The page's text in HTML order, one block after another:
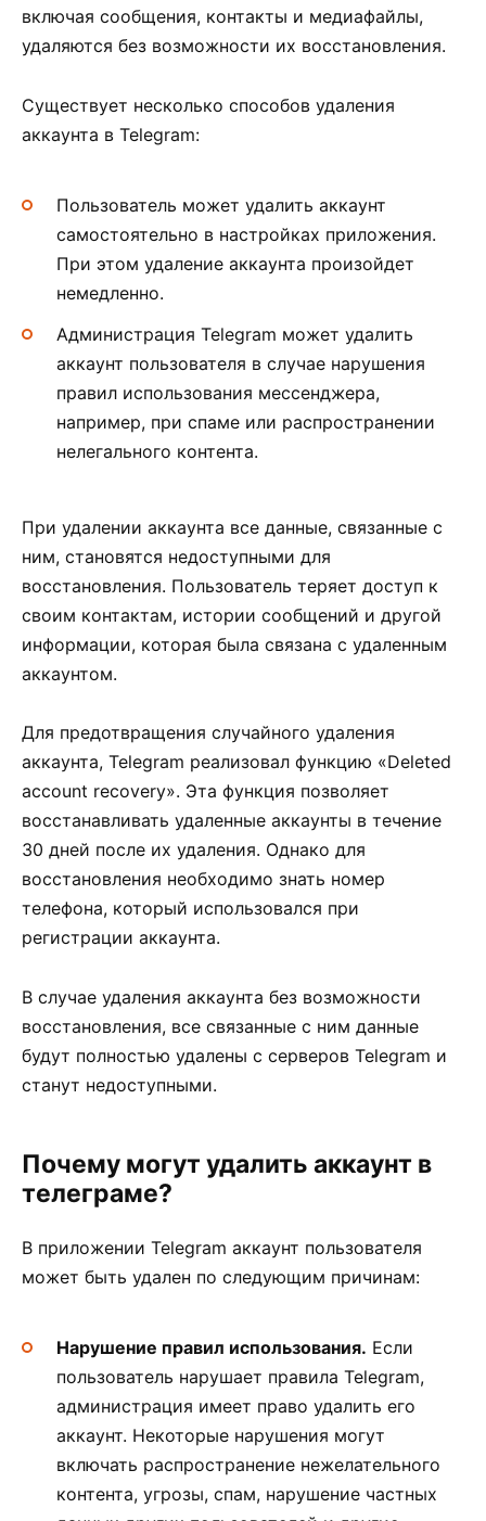
включая сообщения, контакты и медиафайлы,
удаляются без возможности их восстановления.
Существует несколько способов удаления
аккаунта в Telegram:
Пользователь может удалить аккаунт
самостоятельно в настройках приложения.
При этом удаление аккаунта произойдет
немедленно.
Администрация Telegram может удалить
аккаунт пользователя в случае нарушения
правил использования мессенджера,
например, при спаме или распространении
нелегального контента.
При удалении аккаунта все данные, связанные с
ним, становятся недоступными для
восстановления. Пользователь теряет доступ к
своим контактам, истории сообщений и другой
информации, которая была связана с удаленным
аккаунтом.
Для предотвращения случайного удаления
аккаунта, Telegram реализовал функцию «Deleted
account recovery». Эта функция позволяет
восстанавливать удаленные аккаунты в течение
30 дней после их удаления. Однако для
восстановления необходимо знать номер
телефона, который использовался при
регистрации аккаунта.
В случае удаления аккаунта без возможности
восстановления, все связанные с ним данные
будут полностью удалены с серверов Telegram и
станут недоступными.
Почему могут удалить аккаунт в
телеграме?
В приложении Telegram аккаунт пользователя
может быть удален по следующим причинам:
Нарушение правил использования. Если
пользователь нарушает правила Telegram,
администрация имеет право удалить его
аккаунт. Некоторые нарушения могут
включать распространение нежелательного
контента, угрозы, спам, нарушение частных